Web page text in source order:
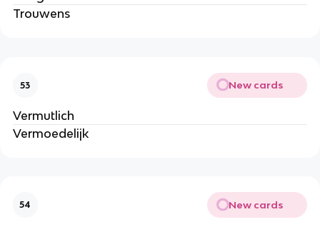
Trouwens
53 New cards
Vermutlich
Vermoedelijk
54 New cards